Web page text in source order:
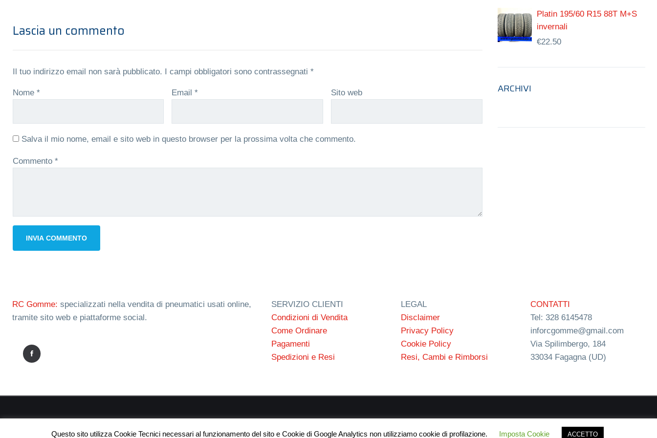
Lascia un commento
Il tuo indirizzo email non sarà pubblicato. I campi obbligatori sono contrassegnati *
Nome * Email* Sito web
Salva il mio nome, email e sito web in questo browser per la prossima volta che commento.
Commento *
Platin 195/60 R15 88T M+S
invernali
€22.50
ARCHIVI
RC Gomme: specializzati nella vendita di pneumatici usati online,
tramite sito web e piattaforme social.
SERVIZIO CLIENTI
Condizioni di Vendita
Come Ordinare
Pagamenti
Spedizioni e Resi
LEGAL
Disclaimer
Privacy Policy
Cookie Policy
Resi, Cambi e Rimborsi
CONTATTI
Tel: 328 6145478
inforcgomme@gmail.com
Via Spilimbergo, 184
33034 Fagagna (UD)
Questo sito utilizza Cookie Tecnici necessari al funzionamento del sito e Cookie di Google Analytics non utilizziamo cookie di profilazione.
Imposta Cookie ACCETTO